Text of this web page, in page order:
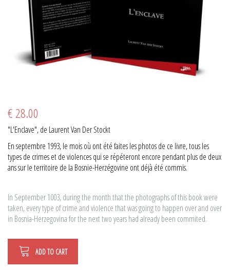
€ 28.00
"L'Enclave", de Laurent Van Der Stockt
En septembre 1993, le mois où ont été faites les photos de ce livre, tous les
types de crimes et de violences qui se répéteront encore pendant plus de deux
ans sur le territoire de la Bosnie-Herzégovine ont déjà été commis.
In September 1003, during the month that the photographs of this book were
taken, every type of crime and violence that was going to happen over and over
in Bosnia-Herzegovina for the next two years had already been commited.
ADD TO CART